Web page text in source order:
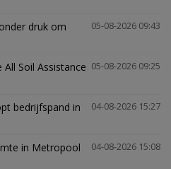
05-08-2026 09:43
druk om
05-08-2026 09:25
Soil Assistance
04-08-2026 15:27
bedrijfspand in
04-08-2026 15:08
in Metropool